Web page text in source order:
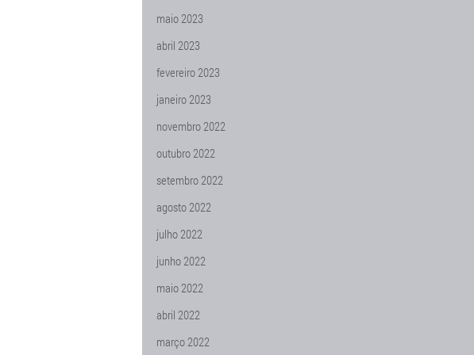
maio 2023
abril 2023
fevereiro 2023
janeiro 2023
novembro 2022
outubro 2022
setembro 2022
agosto 2022
julho 2022
junho 2022
maio 2022
abril 2022
março 2022